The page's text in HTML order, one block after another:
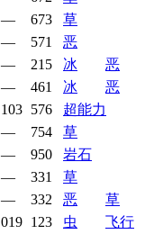
— 673
草
— 571
恶
— 215 冰
恶
— 461 冰
恶
103 576
超能力
— 754
草
— 950
岩石
— 331
草
— 332 恶
草
019 123 虫
飞行